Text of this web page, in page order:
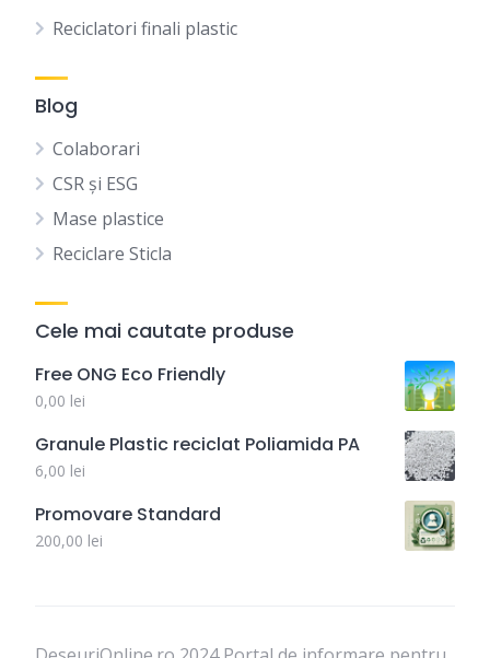
Reciclatori finali plastic
Blog
Colaborari
CSR și ESG
Mase plastice
Reciclare Sticla
Cele mai cautate produse
Free ONG Eco Friendly
0,00 lei
Granule Plastic reciclat Poliamida PA
6,00 lei
Promovare Standard
200,00 lei